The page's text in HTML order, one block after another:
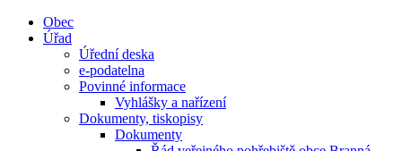
Obec
Úřad
Úřední deska
e-podatelna
Povinné informace
Vyhlášky a nařízení
Dokumenty, tiskopisy
Dokumenty